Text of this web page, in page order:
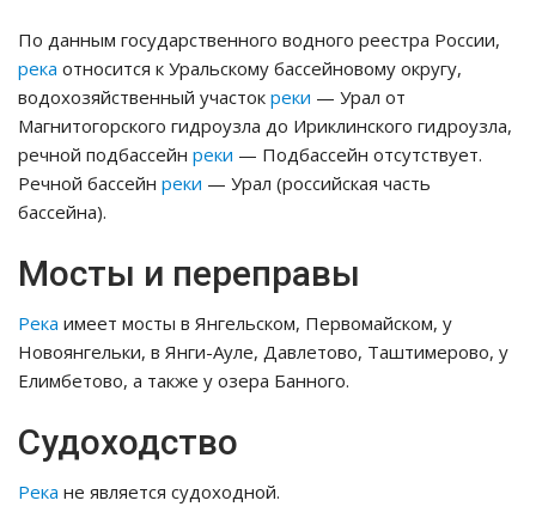
По данным государственного водного реестра России,
река относится к Уральскому бассейновому округу,
водохозяйственный участок реки — Урал от
Магнитогорского гидроузла до Ириклинского гидроузла,
речной подбассейн реки — Подбассейн отсутствует.
Речной бассейн реки — Урал (российская часть
бассейна).
Мосты и переправы
Река имеет мосты в Янгельском, Первомайском, у
Новоянгельки, в Янги-Ауле, Давлетово, Таштимерово, у
Елимбетово, а также у озера Банного.
Судоходство
Река не является судоходной.